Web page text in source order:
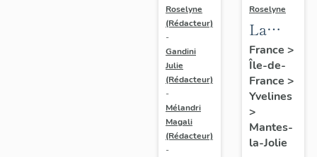
Roselyne
(Rédacteur)
-
Gandini
Julie
(Rédacteur)
-
Mélandri
Magali
(Rédacteur)
-
Roselyne
La
ville de
Mantes-
la-Jolie
France >
Île-de-
France >
Yvelines
>
Mantes-
la-Jolie